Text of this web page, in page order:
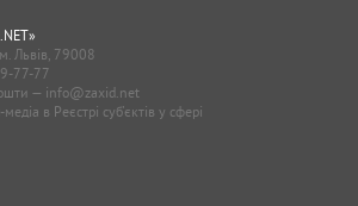
Львів, 79008
77-77
— info@zaxid.net
в Реєстрі суб'єктів у сфері